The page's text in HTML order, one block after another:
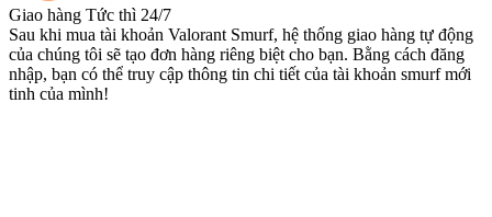
Giao hàng Tức thì 24/7
Sau khi mua tài khoản Valorant Smurf, hệ thống giao hàng tự động
của chúng tôi sẽ tạo đơn hàng riêng biệt cho bạn. Bằng cách đăng
nhập, bạn có thể truy cập thông tin chi tiết của tài khoản smurf mới
tinh của mình!